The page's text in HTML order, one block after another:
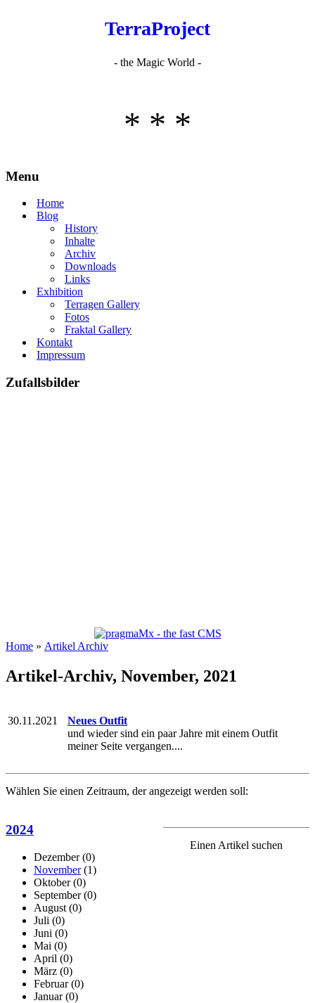
TerraProject
- the Magic World -
* * *
Menu
Home
Blog
History
Inhalte
Archiv
Downloads
Links
Exhibition
Terragen Gallery
Fotos
Fraktal Gallery
Kontakt
Impressum
Zufallsbilder
Home » Artikel Archiv
Artikel-Archiv, November, 2021
30.11.2021
Neues Outfit
und wieder sind ein paar Jahre mit einem Outfit
meiner Seite vergangen....
Wählen Sie einen Zeitraum, der angezeigt werden soll:
2024
Dezember(0)
November (1)
Oktober(0)
September(0)
August (0)
Juli (0)
Juni (0)
Mai (0)
April (0)
März (0)
Februar(0)
Januar(0)
Einen Artikel suchen